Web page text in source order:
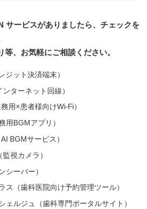
サービスがありましたら、チェックを
等、お気軽にご相談ください。
ジット決済端末）
ターネット回線）
用×患者様向けWi-Fi）
用BGMアプリ）
BGMサービス）
視カメラ）
シーバー）
ス（歯科医院向け予約管理ツール）
ェルジュ（歯科専門ポータルサイト）